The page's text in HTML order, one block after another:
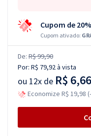
Cupom de
Cupom ativado:
De: R$ 99,90
Por: R$ 79,92à vista
ou 12x de R$ 6,66
Economize R$ 19,98